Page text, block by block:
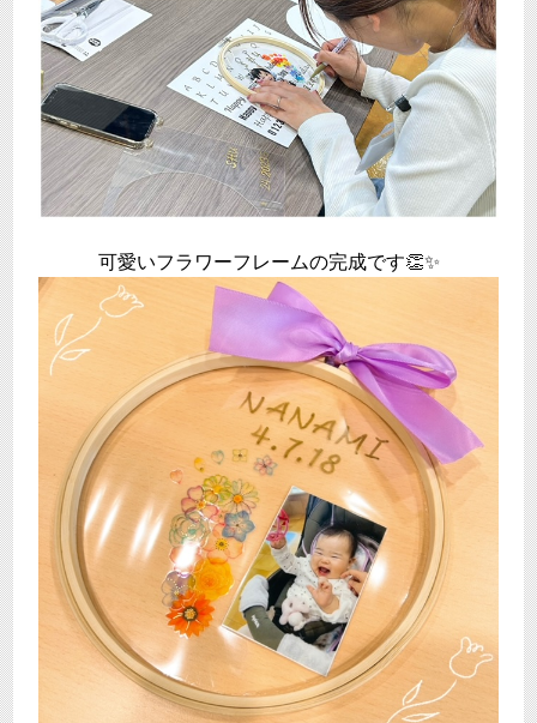
可愛いフラワーフレームの完成です👏✨